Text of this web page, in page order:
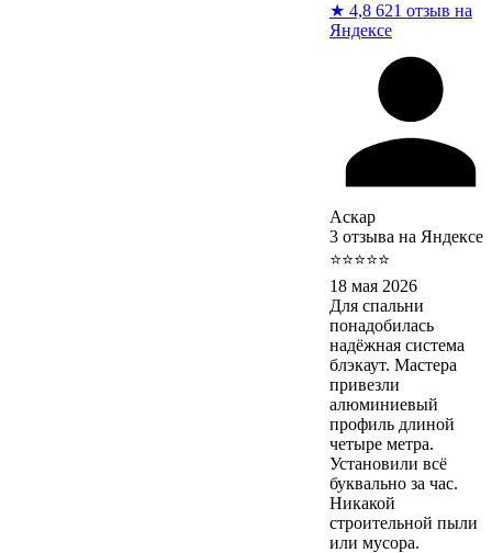
★ 4,8 621 отзыв на
Яндексе
Аскар
3 отзыва на Яндексе
⭐⭐⭐⭐⭐
18 мая 2026
Для спальни
понадобилась
надёжная система
блэкаут. Мастера
привезли
алюминиевый
профиль длиной
четыре метра.
Установили всё
буквально за час.
Никакой
строительной пыли
или мусора.